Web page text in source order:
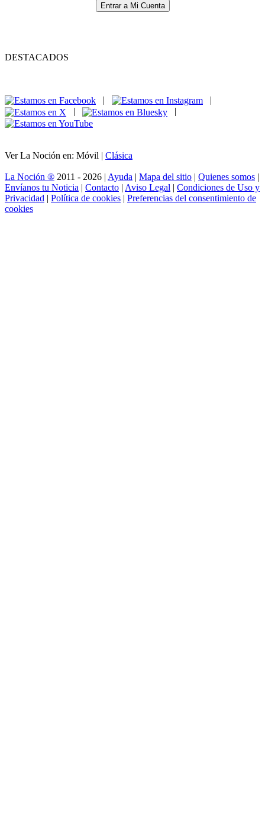
Entrar a Mi Cuenta
DESTACADOS
|
|
|
|
Ver La Noción en: Móvil | Clásica
La Noción ® 2011 - 2026 | Ayuda | Mapa del sitio | Quienes somos |
Envíanos tu Noticia | Contacto | Aviso Legal | Condiciones de Uso y
Privacidad | Política de cookies | Preferencias del consentimiento de
cookies